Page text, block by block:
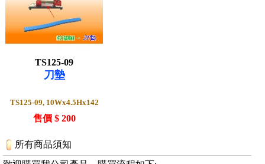
TS125-09
刀墊
TS125-09, 10Wx4.5Hx142
售價 $ 200
所有商品須知